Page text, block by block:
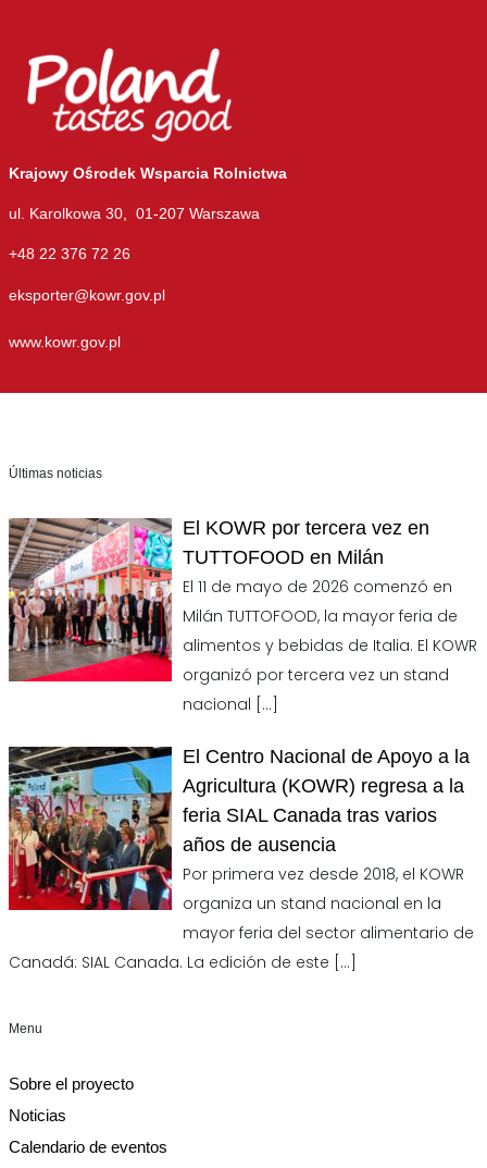
Krajowy Ośrodek Wsparcia Rolnictwa
ul. Karolkowa 30, 01-207 Warszawa
+48 22 376 72 26
eksporter@kowr.gov.pl
www.kowr.gov.pl
Últimas noticias
El KOWR por tercera vez en
TUTTOFOOD en Milán
El 11 de mayo de 2026 comenzó en
Milán TUTTOFOOD, la mayor feria de
alimentos y bebidas de Italia. El KOWR
organizó por tercera vez un stand
nacional […]
El Centro Nacional de Apoyo a la
Agricultura (KOWR) regresa a la
feria SIAL Canada tras varios
años de ausencia
Por primera vez desde 2018, el KOWR
organiza un stand nacional en la
mayor feria del sector alimentario de
Canadá: SIAL Canada. La edición de este […]
Menu
Sobre el proyecto
Noticias
Calendario de eventos